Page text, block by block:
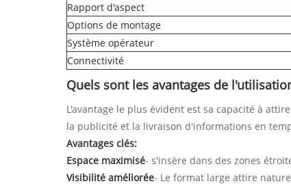
Rapport d'aspect
Options de montage
Système opérateur
Connectivité
Quels sont les avantages de
L'avantage le plus évident est sa capacité à
la publicité et la livraison d'informations en
Avantages clés:
Espace maximisé- s'insère dans des zones
Visibilité améliorée- Le format large attire